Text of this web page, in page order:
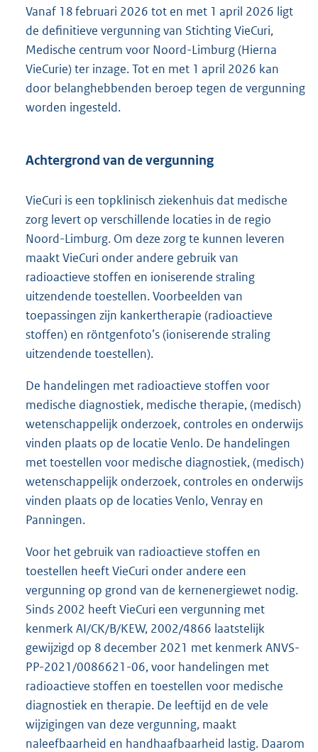
t
:
1
8
Vanaf 18 februari 2026 tot en met 1 april 2026 ligt
de definitieve vergunning van Stichting VieCuri,
Medische centrum voor Noord-Limburg (Hierna
VieCurie) ter inzage. Tot en met 1 april 2026 kan
door belanghebbenden beroep tegen de vergunning
worden ingesteld.
Achtergrond van de vergunning
VieCuri is een topklinisch ziekenhuis dat medische
zorg levert op verschillende locaties in de regio
Noord-Limburg. Om deze zorg te kunnen leveren
maakt VieCuri onder andere gebruik van
radioactieve stoffen en ioniserende straling
uitzendende toestellen. Voorbeelden van
toepassingen zijn kankertherapie (radioactieve
stoffen) en röntgenfoto’s (ioniserende straling
uitzendende toestellen).
De handelingen met radioactieve stoffen voor
medische diagnostiek, medische therapie, (medisch)
wetenschappelijk onderzoek, controles en onderwijs
vinden plaats op de locatie Venlo. De handelingen
met toestellen voor medische diagnostiek, (medisch)
wetenschappelijk onderzoek, controles en onderwijs
vinden plaats op de locaties Venlo, Venray en
Panningen.
Voor het gebruik van radioactieve stoffen en
toestellen heeft VieCuri onder andere een
vergunning op grond van de kernenergiewet nodig.
Sinds 2002 heeft VieCuri een vergunning met
kenmerk AI/CK/B/KEW, 2002/4866 laatstelijk
gewijzigd op 8 december 2021 met kenmerk ANVS-
PP-2021/0086621-06, voor handelingen met
radioactieve stoffen en toestellen voor medische
diagnostiek en therapie. De leeftijd en de vele
wijzigingen van deze vergunning, maakt
naleefbaarheid en handhaafbaarheid lastig. Daarom